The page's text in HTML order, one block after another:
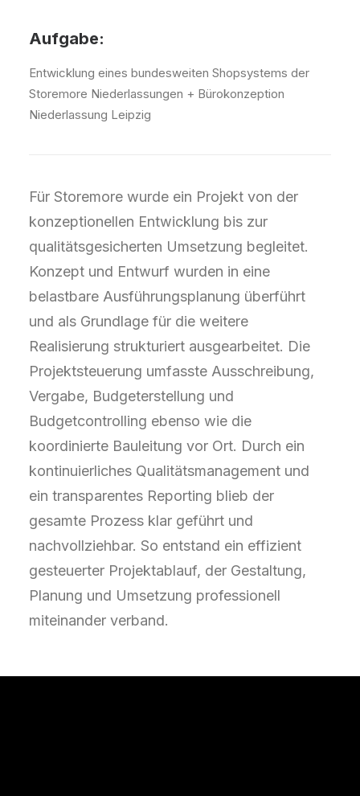
Aufgabe:
Entwicklung eines bundesweiten Shopsystems der
Storemore Niederlassungen + Bürokonzeption
Niederlassung Leipzig
Für Storemore wurde ein Projekt von der
konzeptionellen Entwicklung bis zur
qualitätsgesicherten Umsetzung begleitet.
Konzept und Entwurf wurden in eine
belastbare Ausführungsplanung überführt
und als Grundlage für die weitere
Realisierung strukturiert ausgearbeitet. Die
Projektsteuerung umfasste Ausschreibung,
Vergabe, Budgeterstellung und
Budgetcontrolling ebenso wie die
koordinierte Bauleitung vor Ort. Durch ein
kontinuierliches Qualitätsmanagement und
ein transparentes Reporting blieb der
gesamte Prozess klar geführt und
nachvollziehbar. So entstand ein effizient
gesteuerter Projektablauf, der Gestaltung,
Planung und Umsetzung professionell
miteinander verband.